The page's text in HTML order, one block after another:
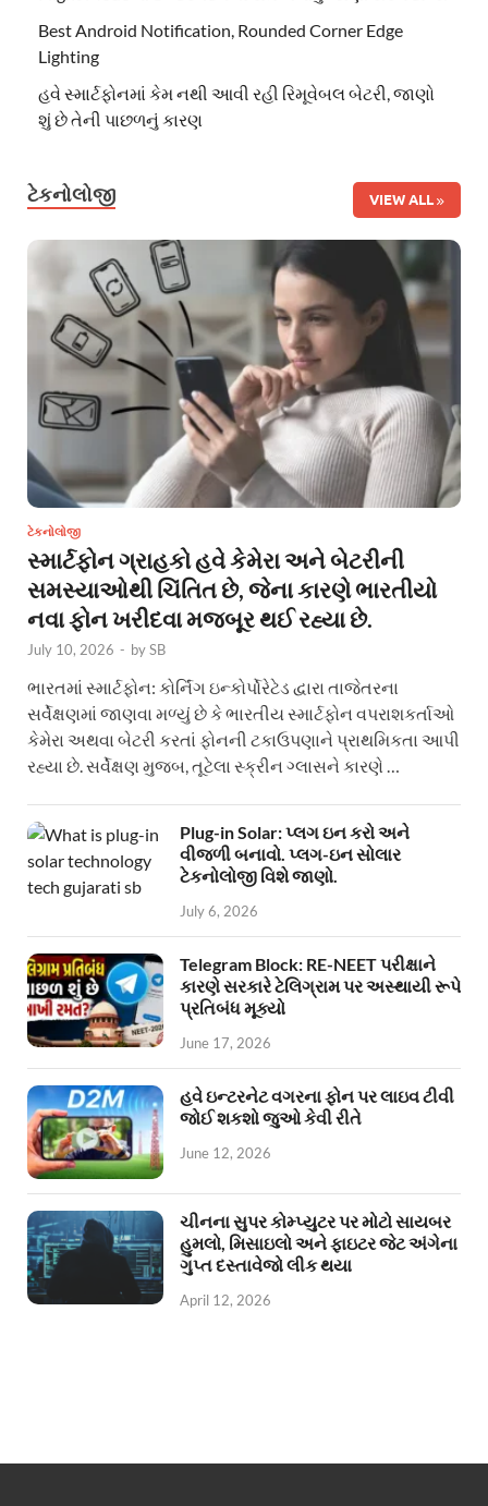
Best Android Notification, Rounded Corner Edge
Lighting
હવે સ્માર્ટફોનમાં કેમ નથી આવી રહી રિમૂવેબલ બેટરી, જાણો
શું છે તેની પાછળનું કારણ
ટેકનોલોજી VIEW ALL
ટેકનોલોજી
સ્માર્ટફોન ગ્રાહકો હવે કેમેરા અને બેટરીની
સમસ્યાઓથી ચિંતિત છે, જેના કારણે ભારતીયો
નવા ફોન ખરીદવા મજબૂર થઈ રહ્યા છે.
July 10, 2026 - bySB
ભારતમાં સ્માર્ટફોન: કોર્નિંગ ઇન્કોર્પોરેટેડ દ્વારા તાજેતરના
સર્વેક્ષણમાં જાણવા મળ્યું છે કે ભારતીય સ્માર્ટફોન વપરાશકર્તાઓ
કેમેરા અથવા બેટરી કરતાં ફોનની ટકાઉપણાને પ્રાથમિકતા આપી
રહ્યા છે. સર્વેક્ષણ મુજબ, તૂટેલા સ્ક્રીન ગ્લાસને કારણે …
Plug-in Solar: પ્લગ ઇન કરો અને
વીજળી બનાવો. પ્લગ-ઇન સોલાર
ટેકનોલોજી વિશે જાણો.
July 6, 2026
Telegram Block: RE-NEET પરીક્ષાને
કારણે સરકારે ટેલિગ્રામ પર અસ્થાયી રૂપે
પ્રતિબંધ મૂક્યો
June 17, 2026
હવે ઇન્ટરનેટ વગરના ફોન પર લાઇવ ટીવી
જોઈ શકશો જુઓ કેવી રીતે
June 12, 2026
ચીનના સુપર કોમ્પ્યુટર પર મોટો સાયબર
હુમલો, મિસાઇલો અને ફાઇટર જેટ અંગેના
ગુપ્ત દસ્તાવેજો લીક થયા
April 12, 2026